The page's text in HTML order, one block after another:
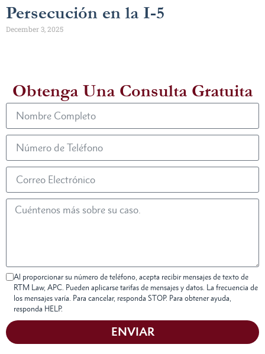
Persecución en la I-5
December 3, 2025
Obtenga Una Consulta Gratuita
Al proporcionar su número de teléfono, acepta recibir mensajes de texto de
RTM Law, APC. Pueden aplicarse tarifas de mensajes y datos. La frecuencia de
los mensajes varía. Para cancelar, responda STOP. Para obtener ayuda,
responda HELP.
ENVIAR